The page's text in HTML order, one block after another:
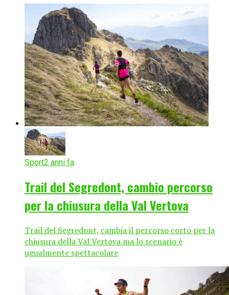
Sport2 anni fa
Trail del Segredont, cambio percorso
per la chiusura della Val Vertova
Trail del Segredont, cambia il percorso corto per la
chiusura della Val Vertova ma lo scenario è
ugualmente spettacolare